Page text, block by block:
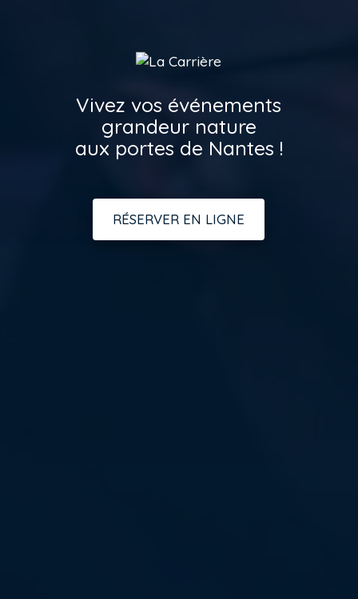
Vivez vos événements
grandeur nature
aux portes de Nantes !
RÉSERVER EN LIGNE